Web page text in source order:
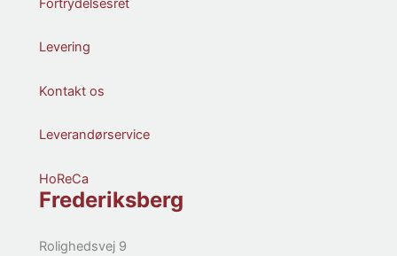
Levering
Kontakt os
Leverandørservice
HoReCa
Frederiksberg
Rolighedsvej 9